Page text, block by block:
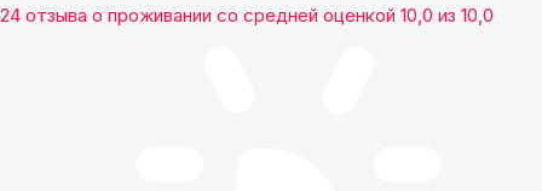
24 отзыва о проживании со средней оценкой 10,0 из 10,0